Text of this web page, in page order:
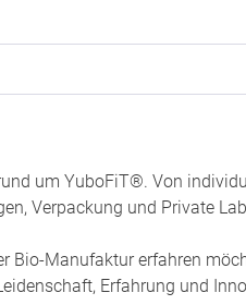
um YuboFiT®. Von
Verpackung und Private
Bio-Manufaktur erfahren
Erfahrung und